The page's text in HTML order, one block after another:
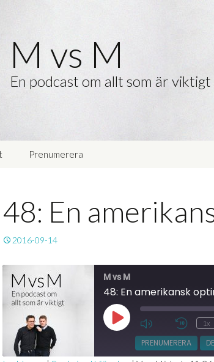
M vs M
En podcast om allt som är viktigt
Prenumerera
48: En
2016-09-14
M vs M
48: En amerikansk
Spela
upp
avsnitt
Mute/Unmute
Episodebakåt
10
1x
PRENUMERERA